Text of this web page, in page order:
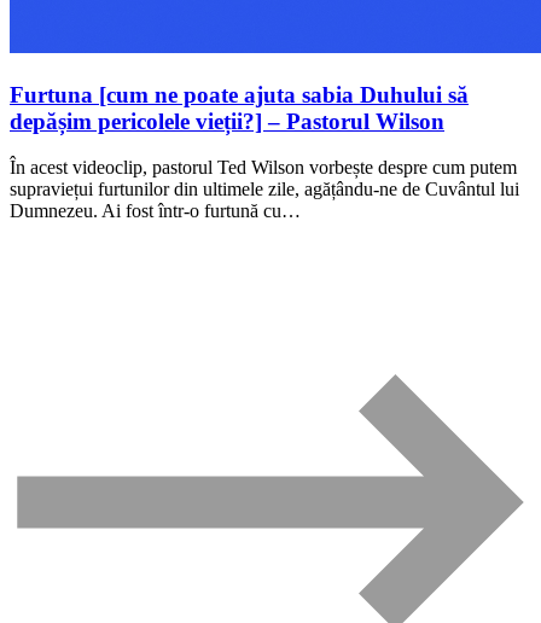
Furtuna [cum ne poate ajuta sabia Duhului să
depășim pericolele vieții?] – Pastorul Wilson
În acest videoclip, pastorul Ted Wilson vorbește despre cum putem
supraviețui furtunilor din ultimele zile, agățându-ne de Cuvântul lui
Dumnezeu. Ai fost într-o furtună cu…